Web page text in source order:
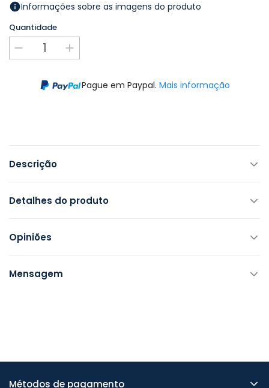
Informações sobre as imagens do produto
Quantidade
Pague em Paypal. Mais informação
Descrição
Detalhes do produto
Opiniões
Mensagem
Métodos de pagamento